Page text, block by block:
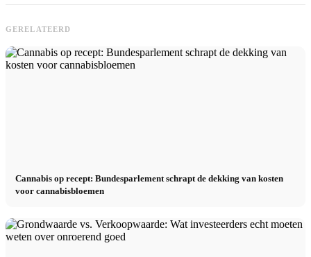
GERELATEERD
Cannabis op recept: Bundesparlement schrapt de dekking van kosten
voor cannabisbloemen